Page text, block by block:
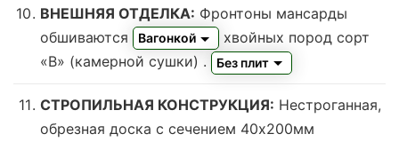
ВНЕШНЯЯ ОТДЕЛКА: Фронтоны мансарды
обшиваются
Вагонкой
хвойных пород сорт
«В» (камерной сушки) . Без плит
СТРОПИЛЬНАЯ КОНСТРУКЦИЯ: Нестроганная,
обрезная доска с сечением 40х200мм